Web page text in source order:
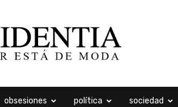
obsesiones política sociedad